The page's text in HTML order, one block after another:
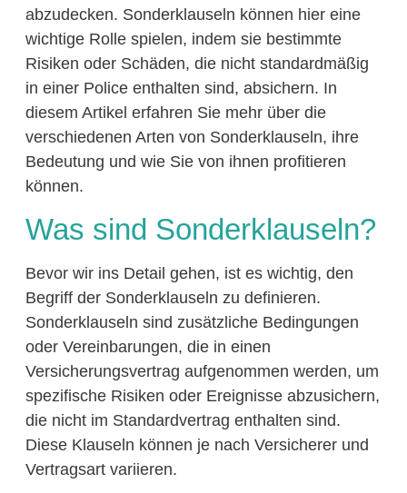
abzudecken. Sonderklauseln können hier eine
wichtige Rolle spielen, indem sie bestimmte
Risiken oder Schäden, die nicht standardmäßig
in einer Police enthalten sind, absichern. In
diesem Artikel erfahren Sie mehr über die
verschiedenen Arten von Sonderklauseln, ihre
Bedeutung und wie Sie von ihnen profitieren
können.
Was sind Sonderklauseln?
Bevor wir ins Detail gehen, ist es wichtig, den
Begriff der Sonderklauseln zu definieren.
Sonderklauseln sind zusätzliche Bedingungen
oder Vereinbarungen, die in einen
Versicherungsvertrag aufgenommen werden, um
spezifische Risiken oder Ereignisse abzusichern,
die nicht im Standardvertrag enthalten sind.
Diese Klauseln können je nach Versicherer und
Vertragsart variieren.